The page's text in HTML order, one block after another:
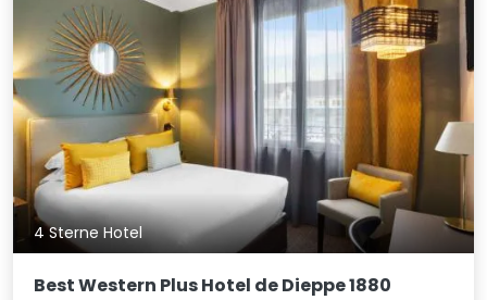
4 Sterne Hotel
Best Western Plus Hotel de Dieppe 1880